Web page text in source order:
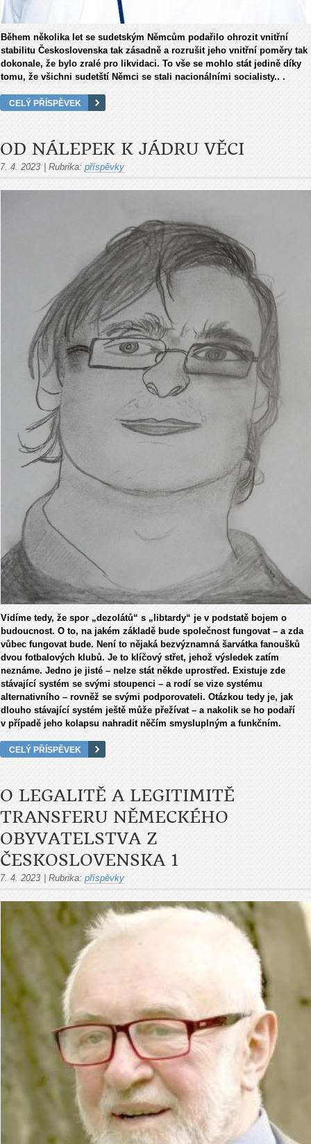
Během několika let se sudetským Němcům podařilo ohrozit vnitř­ní
stabilitu Československa tak zásadně a rozrušit jeho vnitřní pomě­ry tak
dokonale, že bylo zralé pro likvidaci. To vše se mohlo stát jedině díky
tomu, že všichni sudetští Němci se stali nacionálními so­cialisty.. .
CELÝ PŘÍSPĚVEK
OD NÁLEPEK K JÁDRU VĚCI
7. 4. 2023 Rubrika: příspěvky
Vidíme tedy, že spor „dezolátů“ s „libtardy“ je v podstatě bojem o
budoucnost. O to, na jakém základě bude společnost fungovat – a zda
vůbec fungovat bude. Není to nějaká bezvýznamná šarvátka fanoušků
dvou fotbalových klubů. Je to klíčový střet, jehož výsledek zatím
neznáme. Jedno je jisté – nelze stát někde uprostřed. Existuje zde
stávající systém se svými stoupenci – a rodí se vize systému
alternativního – rovněž se svými podporovateli. Otázkou tedy je, jak
dlouho stávající systém ještě může přežívat – a nakolik se ho podaří
v případě jeho kolapsu nahradit něčím smysluplným a funkčním.
CELÝ PŘÍSPĚVEK
O LEGALITĚ A LEGITIMITĚ
TRANSFERU NĚMECKÉHO
OBYVATELSTVA Z
ČESKOSLOVENSKA 1
7. 4. 2023 Rubrika: příspěvky